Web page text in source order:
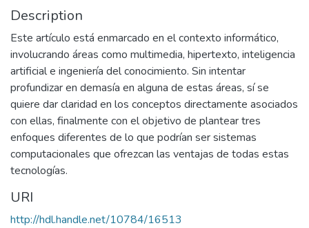
Description
Este artículo está enmarcado en el contexto informático,
involucrando áreas como multimedia, hipertexto, inteligencia
artificial e ingeniería del conocimiento. Sin intentar
profundizar en demasía en alguna de estas áreas, sí se
quiere dar claridad en los conceptos directamente asociados
con ellas, finalmente con el objetivo de plantear tres
enfoques diferentes de lo que podrían ser sistemas
computacionales que ofrezcan las ventajas de todas estas
tecnologías.
URI
http://hdl.handle.net/10784/16513